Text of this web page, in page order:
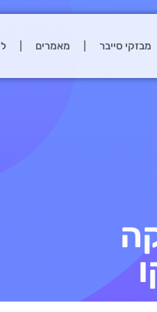
מבזקי סייבר מאמרים